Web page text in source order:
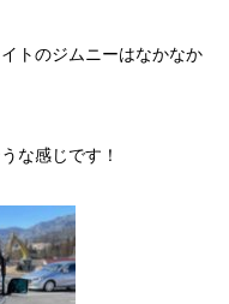
トのジムニーはなかなか
な感じです！